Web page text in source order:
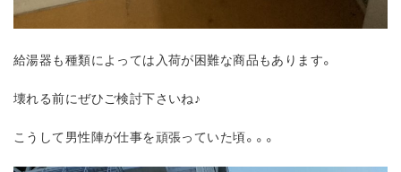
給湯器も種類によっては入荷が困難な商品もあります。
壊れる前にぜひご検討下さいね♪
こうして男性陣が仕事を頑張っていた頃。。。